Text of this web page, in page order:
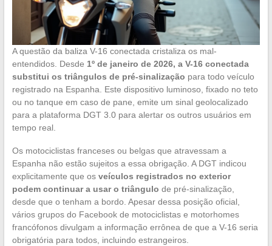
A questão da baliza V-16 conectada cristaliza os mal-
entendidos. Desde 1º de janeiro de 2026, a V-16 conectada
substitui os triângulos de pré-sinalização para todo veículo
registrado na Espanha. Este dispositivo luminoso, fixado no teto
ou no tanque em caso de pane, emite um sinal geolocalizado
para a plataforma DGT 3.0 para alertar os outros usuários em
tempo real.
Os motociclistas franceses ou belgas que atravessam a
Espanha não estão sujeitos a essa obrigação. A DGT indicou
explicitamente que os veículos registrados no exterior
podem continuar a usar o triângulo de pré-sinalização,
desde que o tenham a bordo. Apesar dessa posição oficial,
vários grupos do Facebook de motociclistas e motorhomes
francófonos divulgam a informação errônea de que a V-16 seria
obrigatória para todos, incluindo estrangeiros.